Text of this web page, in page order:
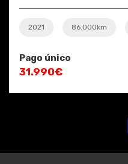
2021 86.000km
Pago único
31.990€